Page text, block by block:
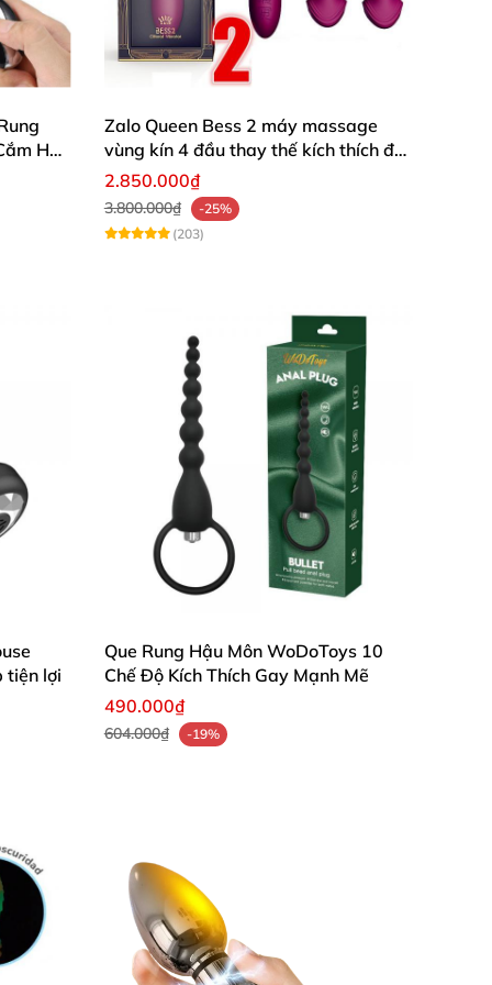
dạng chế độ. Mình rất hài lòng!”
nhanh, dùng rất êm ái.”
Rất đáng để trải nghiệm!”
Hậu
Zalo Queen Bess 2 máy massage
vùng kín 4 đầu thay thế kích thích đa
điểm
2.850.000₫
3.800.000₫
-25%
(203)
tiện lợi
Que Rung Hậu Môn WoDoToys 10
Chế Độ Kích Thích Gay Mạnh Mẽ
490.000₫
604.000₫ -19%